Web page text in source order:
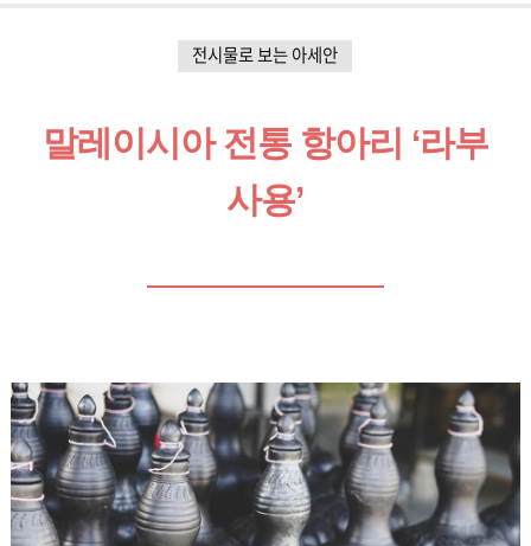
전시물로 보는 아세안
말레이시아 전통 항아리 ‘라부
사용’